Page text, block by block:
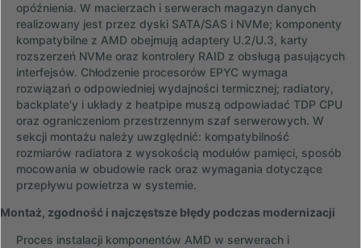
opóźnienia. W macierzach i serwerach magazyn danych
realizowany jest przez dyski SATA/SAS i NVMe; komponenty
kompatybilne z AMD obejmują adaptery U.2/U.3, karty
rozszerzeń NVMe oraz kontrolery RAID z obsługą pasujących
interfejsów. Chłodzenie procesorów EPYC wymaga
rozwiązań o odpowiedniej wydajności termicznej; radiatory,
backplate'y i układy z heatpipe muszą odpowiadać TDP CPU
oraz ograniczeniom przestrzennym szaf serwerowych. W
sekcji montażu należy uwzględnić: kompatybilność
rozmiarów radiatora z wysokością modułów pamięci, sposób
mocowania w obudowie rack oraz wymagania dotyczące
przepływu powietrza w systemie.
Montaż, zgodność i najczęstsze błędy podczas modernizacji
Proces instalacji komponentów AMD w serwerach i